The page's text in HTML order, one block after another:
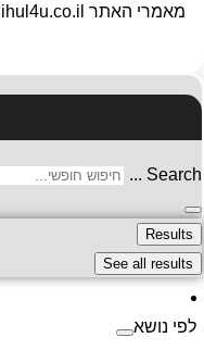
מאמרי האתר nihul4u.co.il והבלוג הניהולי המקצועי והנרחב בישראל
Search ...
Results
See all results
לפי נושא